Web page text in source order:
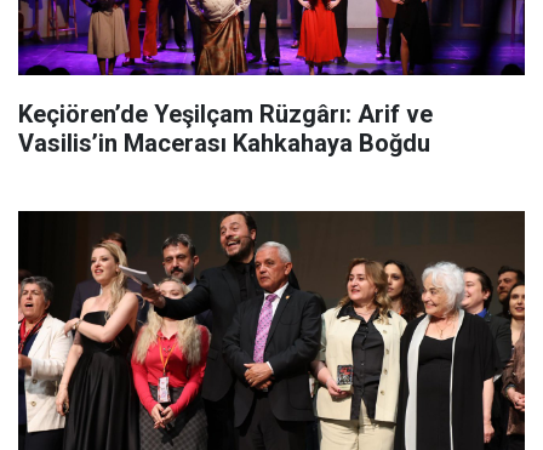
Keçiören’de Yeşilçam Rüzgârı: Arif ve
Vasilis’in Macerası Kahkahaya Boğdu